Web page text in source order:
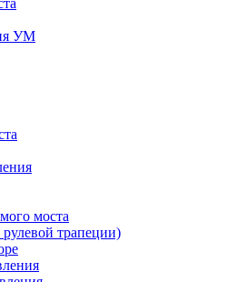
УМ
моста
трапеции)